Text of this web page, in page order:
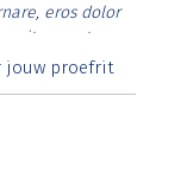
eros dolor
vitae erat.
rutrum lorem
jouw proefrit